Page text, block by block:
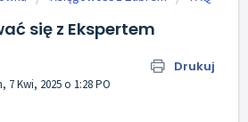
się z Ekspertem
Drukuj
Kwi, 2025 o 1:28 PO